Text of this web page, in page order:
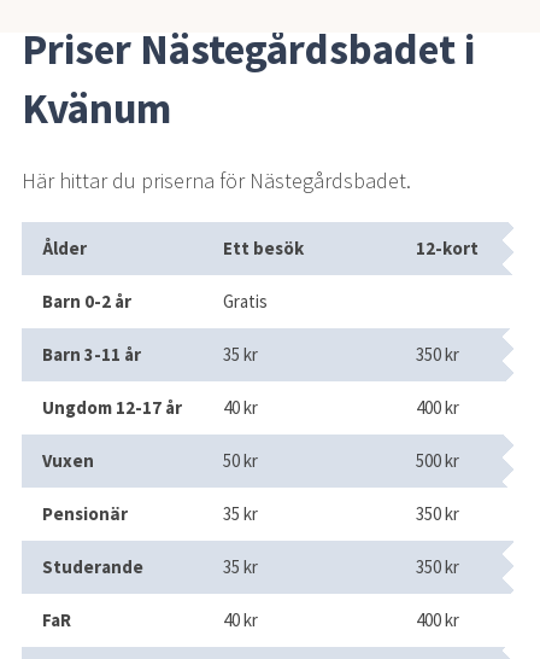
Priser Nästegårdsbadet i
Kvänum
Här hittar du priserna för Nästegårdsbadet.
Entréavgifter Nästegårdsbadet
Ålder Ett besök 12-kort
Barn 0-2 år Gratis
Barn 3-11 år 35 kr 350 kr
Ungdom 12-17 år 40 kr 400 kr
Vuxen 50 kr 500 kr
Pensionär 35 kr 350 kr
Studerande 35 kr 350 kr
FaR 40 kr 400 kr